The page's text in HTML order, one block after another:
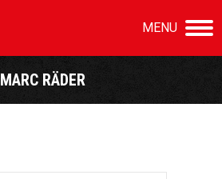
MENU
MARC RÄDER
Sie befinden sich hier: